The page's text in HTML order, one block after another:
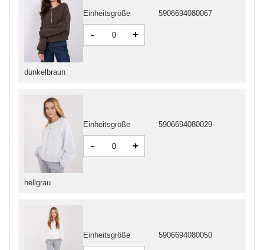
hellgrau
Einheitsgröße 5906694080029
- +
Einheitsgröße 5906694080050
dunkelbraun
Einheitsgröße 5906694080067
- +